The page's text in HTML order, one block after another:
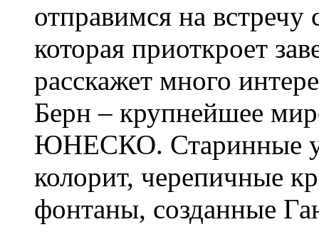
отправимся на
которая приоткроет
расскажет много
Берн – крупнейшее
ЮНЕСКО. Старинные
колорит, черепичные
фонтаны, созданные